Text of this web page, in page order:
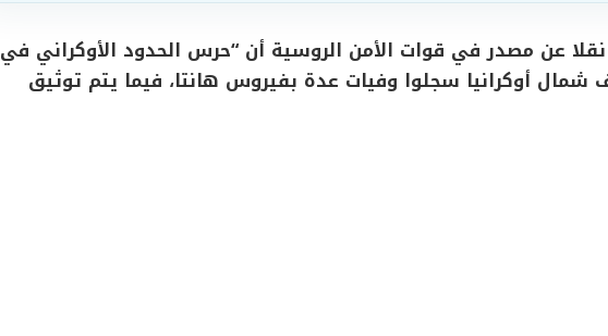
عن مصدر في قوات الأمن الروسية أن “حرس الحدود الأوكراني في
أوكرانيا سجلوا وفيات عدة بفيروس هانتا، فيما يتم توثيق